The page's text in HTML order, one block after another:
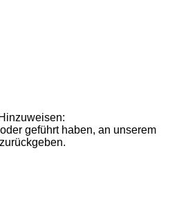
geführt haben, an unserem